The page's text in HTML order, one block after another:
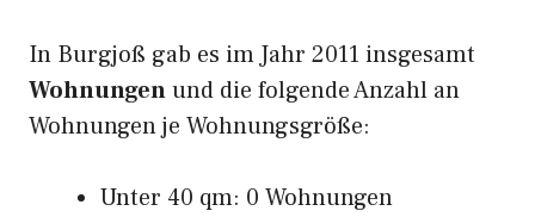
In Burgjoß gab es im Jahr 2011 insgesamt
Wohnungenund die folgende Anzahl an
Wohnungen je Wohnungsgröße:
Unter 40 qm: 0 Wohnungen